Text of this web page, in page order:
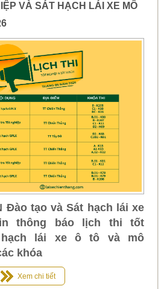
VÀ SÁT HẠCH LÁI XE MÔ
Đào tạo và Sát hạch lái xe
thông báo lịch thi tốt
lái xe ô tô và mô
khóa
Xem chi tiết